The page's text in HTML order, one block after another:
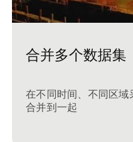
合并多个数据集
在不同时间、不同区
合并到一起